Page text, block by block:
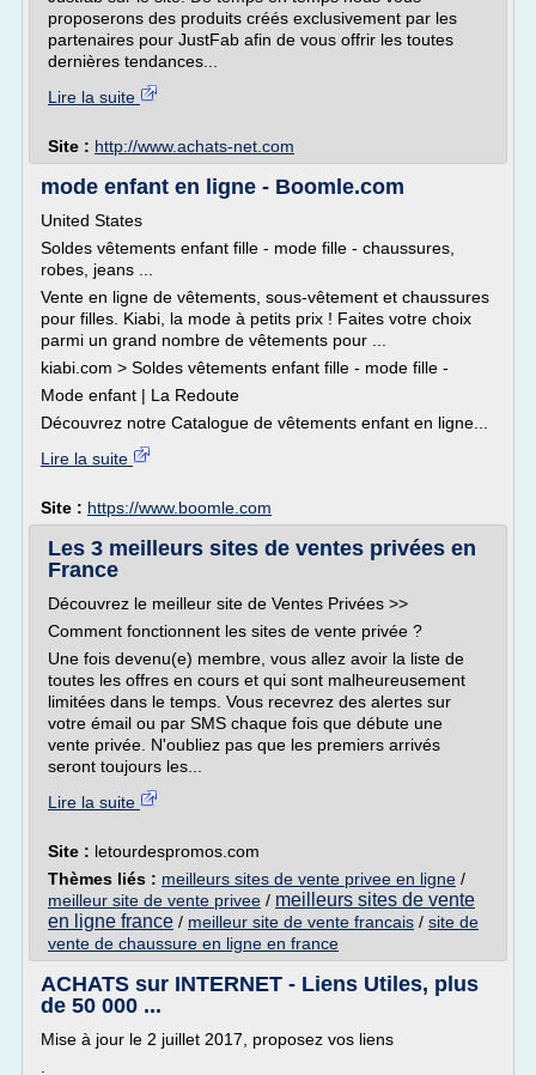
proposerons des produits créés exclusivement par les
partenaires pour JustFab afin de vous offrir les toutes
dernières tendances...
Lire la suite
Site : http://www.achats-net.com
mode enfant en ligne - Boomle.com
United States
Soldes vêtements enfant fille - mode fille - chaussures,
robes, jeans ...
Vente en ligne de vêtements, sous-vêtement et chaussures
pour filles. Kiabi, la mode à petits prix ! Faites votre choix
parmi un grand nombre de vêtements pour ...
kiabi.com > Soldes vêtements enfant fille - mode fille -
Mode enfant | La Redoute
Découvrez notre Catalogue de vêtements enfant en ligne...
Lire la suite
Site : https://www.boomle.com
Les 3 meilleurs sites de ventes privées en
France
Découvrez le meilleur site de Ventes Privées >>
Comment fonctionnent les sites de vente privée ?
Une fois devenu(e) membre, vous allez avoir la liste de
toutes les offres en cours et qui sont malheureusement
limitées dans le temps. Vous recevrez des alertes sur
votre émail ou par SMS chaque fois que débute une
vente privée. N'oubliez pas que les premiers arrivés
seront toujours les...
Lire la suite
Site : letourdespromos.com
Thèmes liés : meilleurs sites de vente privee en ligne /
meilleur site de vente privee / meilleurs sites de vente
en ligne france / meilleur site de vente francais / site de
vente de chaussure en ligne en france
ACHATS sur INTERNET - Liens Utiles, plus
de 50 000 ...
Mise à jour le 2 juillet 2017, proposez vos liens